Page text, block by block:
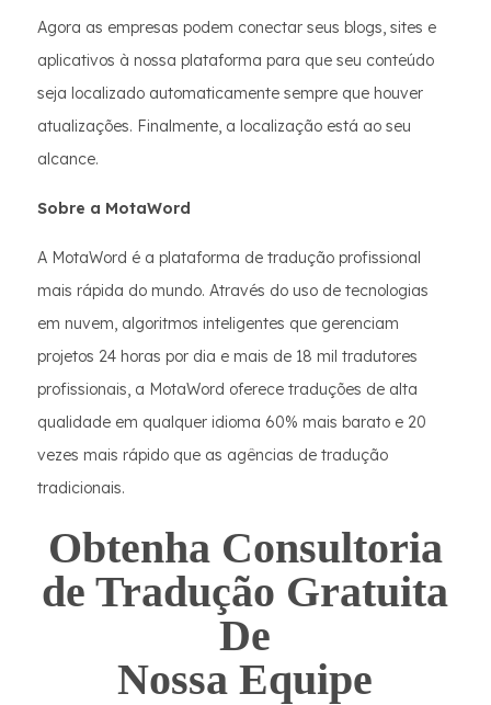
Agora as empresas podem conectar seus blogs, sites e
aplicativos à nossa plataforma para que seu conteúdo
seja localizado automaticamente sempre que houver
atualizações. Finalmente, a localização está ao seu
alcance.
Sobre a MotaWord
A MotaWord é a plataforma de tradução profissional
mais rápida do mundo. Através do uso de tecnologias
em nuvem, algoritmos inteligentes que gerenciam
projetos 24 horas por dia e mais de 18 mil tradutores
profissionais, a MotaWord oferece traduções de alta
qualidade em qualquer idioma 60% mais barato e 20
vezes mais rápido que as agências de tradução
tradicionais.
Obtenha Consultoria
de Tradução Gratuita
De
Nossa Equipe